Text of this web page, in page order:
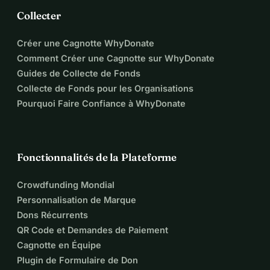
1.500 Prototype de livre photo (pour recherche d'éditeur &
Première exposition (impressions, cadres, lieu)
Relations publiques & promotion
Chaque euro supplémentaire sera utilisé pour d'autres lieux et
rencontres.
aide à porter ce projet plus loin dans le
MERCİ
Collecter
Créer une Cagnotte WhyDonate
Comment Créer une Cagnotte sur WhyDonate
Guides de Collecte de Fonds
Collecte de Fonds pour les Organisations
Pourquoi Faire Confiance à WhyDonate
Fonctionnalités de la Plateforme
Crowdfunding Mondial
Personnalisation de Marque
Dons Récurrents
QR Code et Demandes de Paiement
Cagnotte en Équipe
Plugin de Formulaire de Don